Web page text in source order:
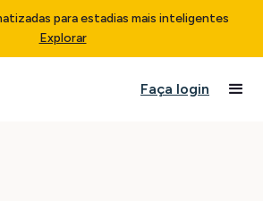
para estadias mais inteligentes
Explorar
Faça login